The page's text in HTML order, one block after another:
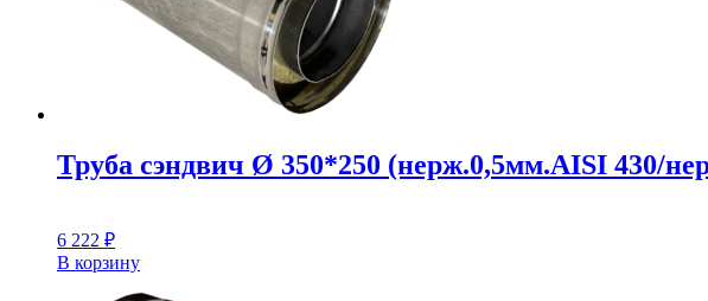
Труба сэндвич Ø 350*250 (нерж.0,5мм.AISI 430/
6 222 ₽
В корзину